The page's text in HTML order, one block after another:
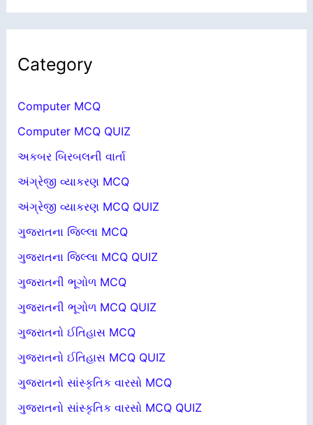
Category
Computer MCQ
Computer MCQ QUIZ
અકબર બિરબલની વાર્તા
અંગ્રેજી વ્યાકરણ MCQ
અંગ્રેજી વ્યાકરણ MCQ QUIZ
ગુજરાતના જિલ્લા MCQ
ગુજરાતના જિલ્લા MCQ QUIZ
ગુજરાતની ભૂગોળ MCQ
ગુજરાતની ભૂગોળ MCQ QUIZ
ગુજરાતનો ઈતિહાસ MCQ
ગુજરાતનો ઈતિહાસ MCQ QUIZ
ગુજરાતનો સાંસ્કૃતિક વારસો MCQ
ગુજરાતનો સાંસ્કૃતિક વારસો MCQ QUIZ